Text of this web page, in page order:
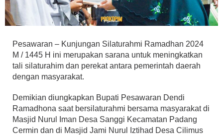
Pesawaran – Kunjungan Silaturahmi Ramadhan 2024
M / 1445 H ini merupakan sarana untuk meningkatkan
tali silaturahim dan perekat antara pemerintah daerah
dengan masyarakat.
Demikian diungkapkan Bupati Pesawaran Dendi
Ramadhona saat bersilaturahmi bersama masyarakat di
Masjid Nurul Iman Desa Sanggi Kecamatan Padang
Cermin dan di Masjid Jami Nurul Iztihad Desa Cilimus